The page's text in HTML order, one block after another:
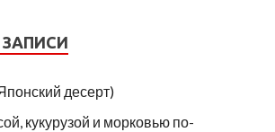
десерт)
кукурузой и морковью по-